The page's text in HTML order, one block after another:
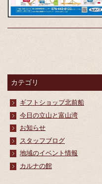
カテゴリ
ギフトショップ北前船
今日の立山と富山湾
お知らせ
スタッフブログ
地域のイベント情報
カルナの館